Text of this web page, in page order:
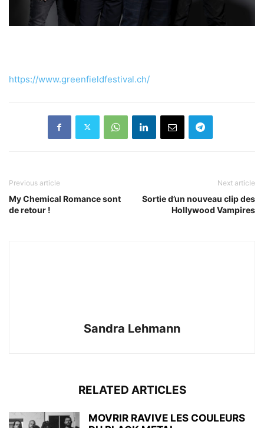
https://www.greenfieldfestival.ch/
Previous article
My Chemical Romance sont
de retour !
Next article
Sortie d’un nouveau clip des
Hollywood Vampires
Sandra Lehmann
RELATED ARTICLES
MOVRIR RAVIVE LES COULEURS